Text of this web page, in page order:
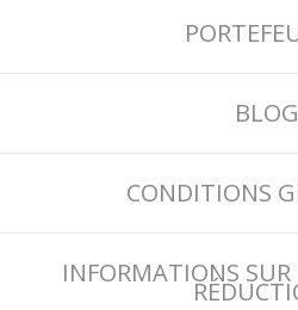
BLOG
CONDITIONS
INFORMATIONS SUR